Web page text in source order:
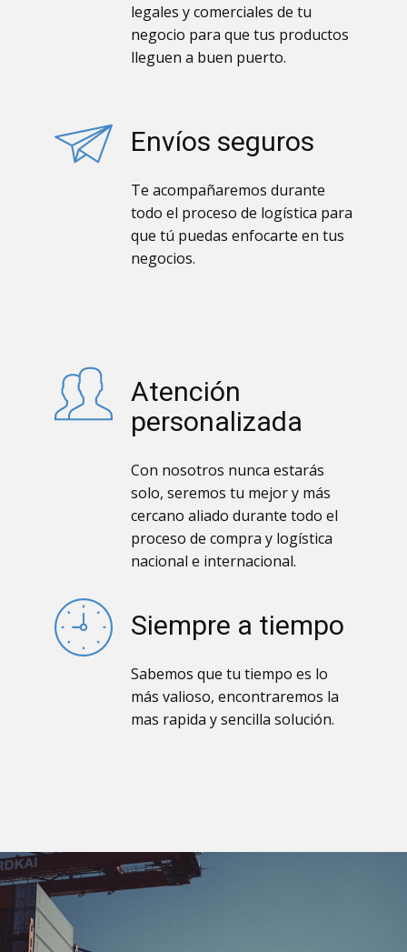
legales y comerciales de tu
negocio para que tus productos
lleguen a buen puerto.
Envíos seguros
Te acompañaremos durante
todo el proceso de logística para
que tú puedas enfocarte en tus
negocios.
Atención
personalizada
Con nosotros nunca estarás
solo, seremos tu mejor y más
cercano aliado durante todo el
proceso de compra y logística
nacional e internacional.
Siempre a tiempo
Sabemos que tu tiempo es lo
más valioso, encontraremos la
mas rapida y sencilla solución.